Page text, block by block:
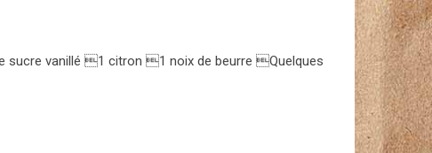
sucre vanillé 1 citron 1 noix de beurre Quelques